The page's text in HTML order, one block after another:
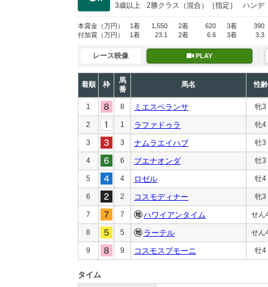
3歳以上 2勝クラス （混合）［指定］ ハンデ
本賞金 （万円） 1着 1,550 2着 620 3着
390
付加賞 （万円） 1着 23.1 2着 6.6 3着 3.3
レース映像 PLAY
着順 枠
馬
番
馬名 性齢
1 8 ミエスペランサ 牝3
2 1 ラファドゥラ 牝4
3 3 ナムラエイハブ 牡3
4 6 ブエナオンダ 牡3
5 4 ロゼル 牡4
6 2 コスモディナー 牝3
7 7 ハワイアンタイム せん
8 5 ラーテル せん
9 9 コスモスプモーニ 牡4
タイム